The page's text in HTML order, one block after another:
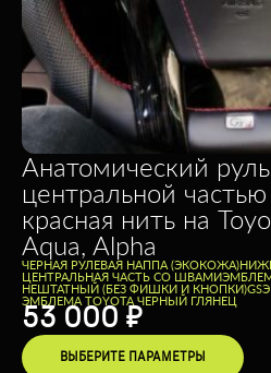
Анатомический
центральной
красная нить на
Aqua, Alpha
ЧЕРНАЯ РУЛЕВАЯ НАППА (ЭКОКОЖА)
ЦЕНТРАЛЬНАЯ ЧАСТЬ СО ШВАМИ
НЕШТАТНЫЙ (БЕЗ ФИШКИ И КНОПКИ)GS
ЭМБЛЕМА TOYOTA ЧЕРНЫЙ ГЛЯНЕЦ
53 000 ₽
ВЫБЕРИТЕ ПАРАМЕТРЫ